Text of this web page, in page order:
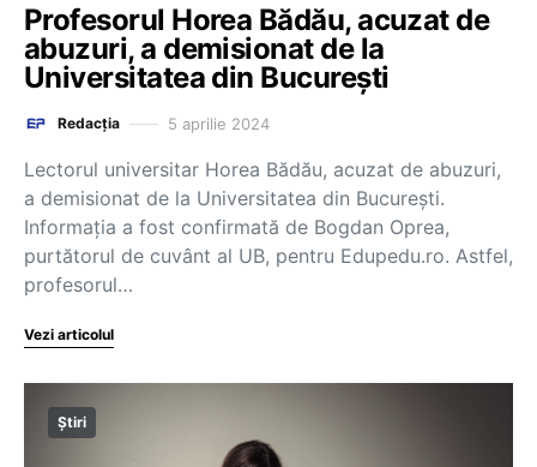
Profesorul Horea Bădău, acuzat de
abuzuri, a demisionat de la
Universitatea din București
Redacția 5 aprilie 2024
Lectorul universitar Horea Bădău, acuzat de abuzuri,
a demisionat de la Universitatea din București.
Informația a fost confirmată de Bogdan Oprea,
purtătorul de cuvânt al UB, pentru Edupedu.ro. Astfel,
profesorul…
Vezi articolul
Știri